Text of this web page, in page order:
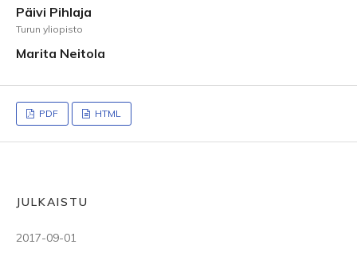
Päivi Pihlaja
Turun yliopisto
Marita Neitola
PDF HTML
JULKAISTU
2017-09-01